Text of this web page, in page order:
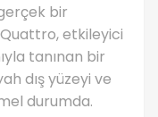
bir
etkileyici
tanınan bir
dış yüzeyi ve
durumda.